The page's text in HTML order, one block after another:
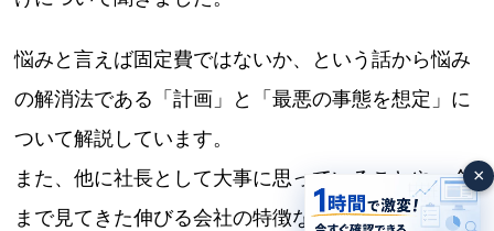
悩みと言えば固定費ではないか、という話から悩み
の解消法である「計画」と「最悪の事態を想定」に
ついて解説しています。
また、他に社長として大事に思っていることや、今
まで見てきた伸びる会社の特徴など人事、採用、経
×